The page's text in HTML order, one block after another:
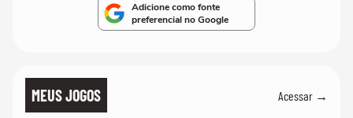
Adicione como fonte
preferencial no Google
MEUS JOGOS Acessar →